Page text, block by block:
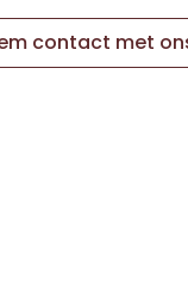
contact met